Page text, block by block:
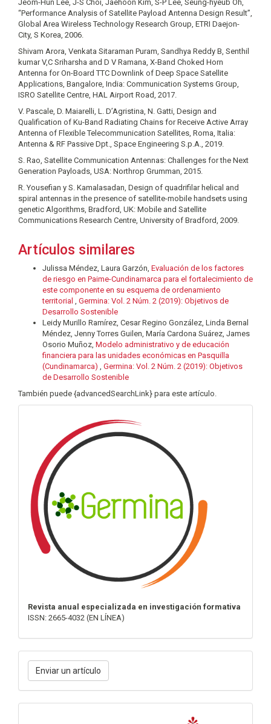
Jeom-Hun Lee, J-S Choi, Jaehoon Kim, S-P Lee, Seung-hyeub Oh,
“Performance Analysis of Satellite Payload Antenna Design Result”,
Global Area Wireless Technology Research Group, ETRI Daejon-
City, S Korea, 2006.
Shivam Arora, Venkata Sitaraman Puram, Sandhya Reddy B, Senthil
kumar V,C Sriharsha and D V Ramana, X-Band Choked Horn
Antenna for On-Board TTC Downlink of Deep Space Satellite
Applications, Bangalore, India: Communication Systems Group,
ISRO Satellite Centre, HAL Airport Road, 2017.
V. Pascale, D. Maiarelli, L. D’Agristina, N. Gatti, Design and
Qualification of Ku-Band Radiating Chains for Receive Active Array
Antenna of Flexible Telecommunication Satellites, Roma, Italia:
Antenna & RF Passive Dpt., Space Engineering S.p.A., 2019.
S. Rao, Satellite Communication Antennas: Challenges for the Next
Generation Payloads, USA: Northrop Grumman, 2015.
R. Yousefian y S. Kamalasadan, Design of quadrifilar helical and
spiral antennas in the presence of satellite-mobile handsets using
genetic Algorithms, Bradford, UK: Mobile and Satellite
Communications Research Centre, University of Bradford, 2009.
Artículos similares
Julissa Méndez, Laura Garzón, Evaluación de los factores
de riesgo en Paime-Cundinamarca para el fortalecimiento de
este componente en su esquema de ordenamiento
territorial , Germina: Vol. 2 Núm. 2 (2019): Objetivos de
Desarrollo Sostenible
Leidy Murillo Ramírez, Cesar Regino González, Linda Bernal
Méndez, Jenny Torres Guilen, María Cardona Suárez, James
Osorio Muñoz, Modelo administrativo y de educación
financiera para las unidades económicas en Pasquilla
(Cundinamarca) , Germina: Vol. 2 Núm. 2 (2019): Objetivos
de Desarrollo Sostenible
También puede {advancedSearchLink} para este artículo.
Revista anual especializada en investigación formativa
ISSN: 2665-4032 (EN LÍNEA)
Enviar
un
artículo
Enviar un artículo